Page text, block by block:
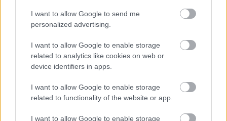
I want to allow Google to send me
personalized advertising.
I want to allow Google to enable storage
related to analytics like cookies on web or
device identifiers in apps.
I want to allow Google to enable storage
related to functionality of the website or app.
I want to allow Google to enable storage